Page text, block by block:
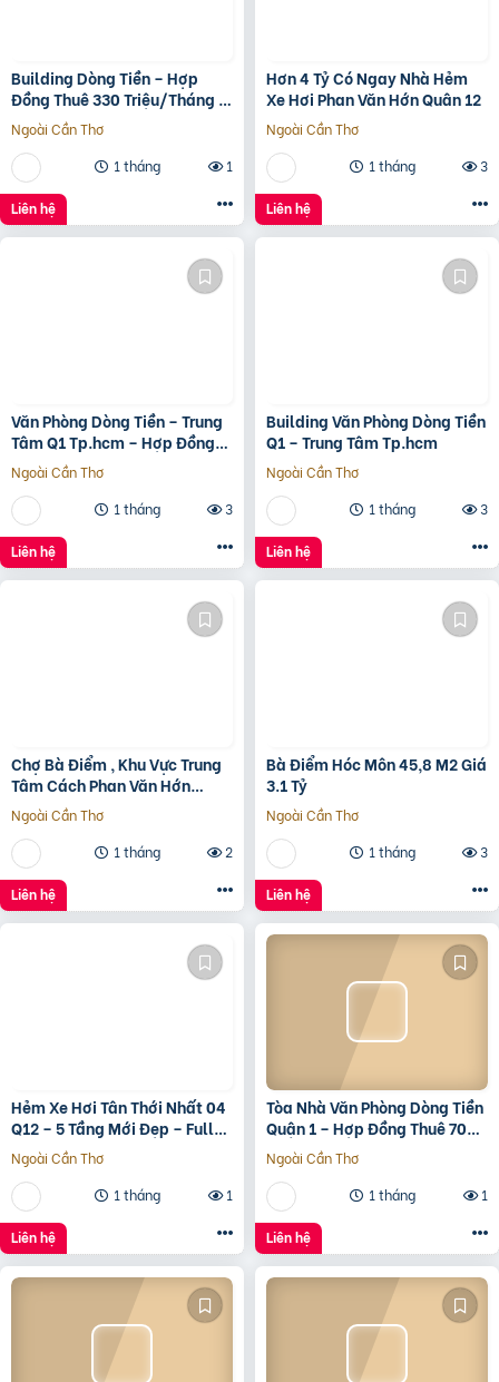
Building Dòng Tiền – Hợp
Đồng Thuê 330 Triệu/Tháng –
Quận 5, Tp.hcm -139Ty
Ngoài Cần Thơ
1 tháng
1
Liên hệ
Hơn 4 Tỷ Có Ngay Nhà Hẻm
Xe Hơi Phan Văn Hớn Quân 12
Ngoài Cần Thơ
1 tháng
3
Liên hệ
Văn Phòng Dòng Tiền – Trung
Tâm Q1 Tp.hcm – Hợp Đồng
Thuê 250 Triệu/Tháng – 115
Tỷ
Ngoài Cần Thơ
1 tháng
3
Liên hệ
Building Văn Phòng Dòng Tiền
Q1 – Trung Tâm Tp.hcm
Ngoài Cần Thơ
1 tháng
3
Liên hệ
Chợ Bà Điểm , Khu Vực Trung
Tâm Cách Phan Văn Hớn
100m
Ngoài Cần Thơ
1 tháng
2
Liên hệ
Bà Điểm Hóc Môn 45,8 M2 Giá
3.1 Tỷ
Ngoài Cần Thơ
1 tháng
3
Liên hệ
Hẻm Xe Hơi Tân Thới Nhất 04
Q12 – 5 Tầng Mới Đẹp – Full
Nội Thất – Giá 7.3 Tỷ
Ngoài Cần Thơ
1 tháng
1
Liên hệ
Tòa Nhà Văn Phòng Dòng Tiền
Quận 1 – Hợp Đồng Thuê 700
Triệu/Tháng – 490 Tỷ
Ngoài Cần Thơ
1 tháng
1
Liên hệ